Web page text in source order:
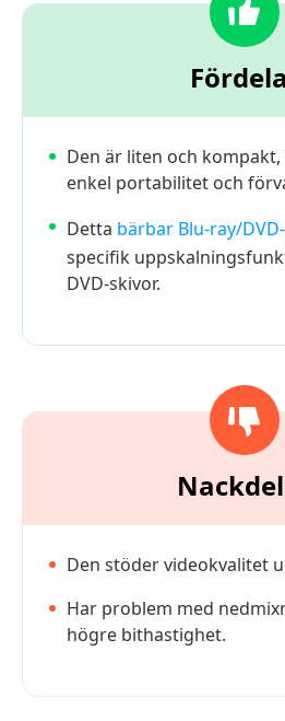
Den är liten och
enkel portabilitet och
Detta bärbar Blu-ray/
specifik
DVD-skivor.
Den stöder videokvalitet
Har problem med
högre bithastighet.